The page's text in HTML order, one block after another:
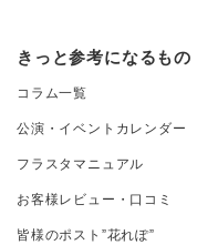
きっと参考になるもの
コラム一覧
公演・イベントカレンダー
フラスタマニュアル
お客様レビュー・口コミ
皆様のポスト”花れぽ”